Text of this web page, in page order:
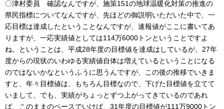
〇津村委員 確認なんですが、施策151の地球温暖化対策の推進の
県民指標についてなんですが、先ほどの御説明いただいた中で、一
応目標は達成したということなんですが、速報値がここに書いてあ
りますが、一応実績値としては114万6000トンということですよ
ね。ということは、平成28年度の目標値を達成はしているが、27年
度からの現状のいわゆる実績値自体は増えているということになる
のではないかなというふうに思うんですが、この後の推移でいきま
すと、年々目標値は、もちろん目標なので、下げた目標値を立てて
いまして、でも、実績がちょっとずつ上がってきているのであれ
ば、このままのペースでいけば、31年度の目標値が111万9000トン